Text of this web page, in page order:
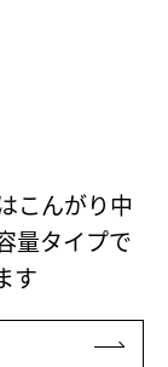
こんがり中
量タイプで
す